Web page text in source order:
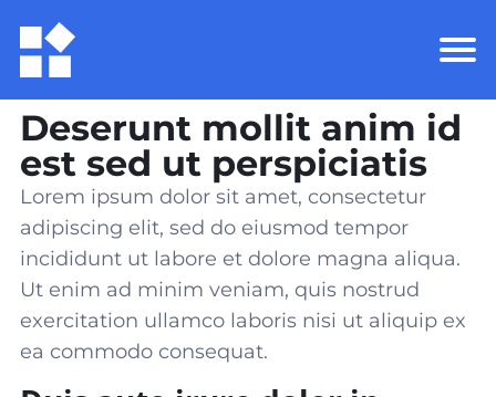
Deserunt mollit anim id
est sed ut perspiciatis
Lorem ipsum dolor sit amet, consectetur
adipiscing elit, sed do eiusmod tempor
incididunt ut labore et dolore magna aliqua.
Ut enim ad minim veniam, quis nostrud
exercitation ullamco laboris nisi ut aliquip ex
ea commodo consequat.